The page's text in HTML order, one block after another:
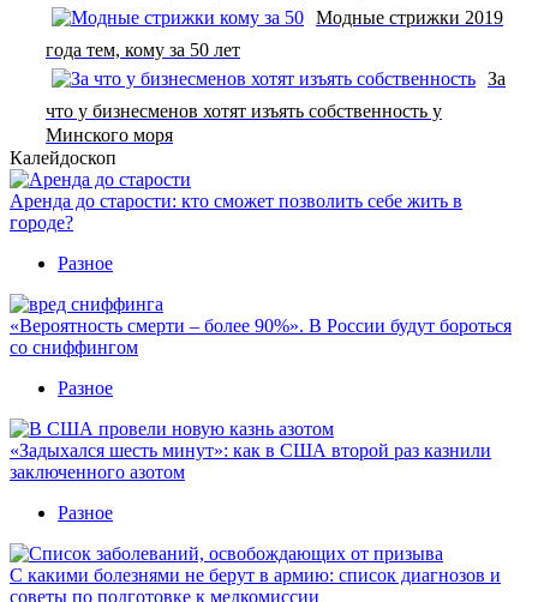
Модные стрижки 2019
года тем, кому за 50 лет
За
что у бизнесменов хотят изъять собственность у
Минского моря
Калейдоскоп
Аренда до старости: кто сможет позволить себе жить в
городе?
Разное
«Вероятность смерти – более 90%». В России будут бороться
со сниффингом
Разное
«Задыхался шесть минут»: как в США второй раз казнили
заключенного азотом
Разное
С какими болезнями не берут в армию: список диагнозов и
советы по подготовке к медкомиссии